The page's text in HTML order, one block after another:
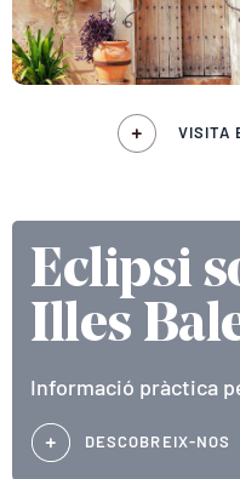
VISITA
Eclipsi
Illes
Informació pràctica
DESCOBREIX-NOS